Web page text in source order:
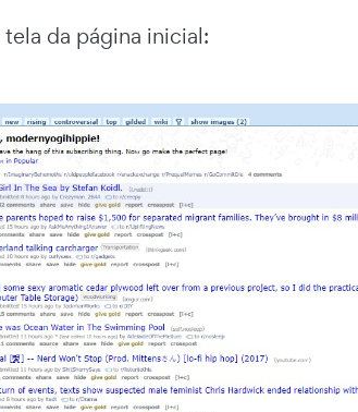
da página inicial: